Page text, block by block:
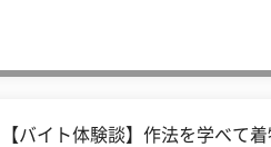
【バイト体験談】作法を学べて